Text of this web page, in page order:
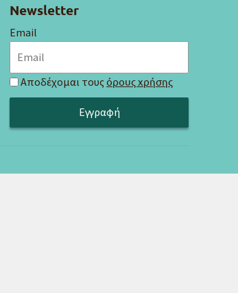
Newsletter
Email
Αποδέχομαι τουςόρους χρήσης